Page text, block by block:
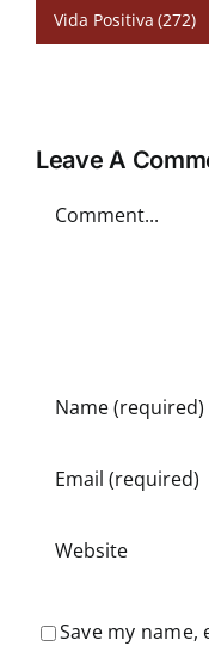
Vida Positiva (272)
Leave A
Save my